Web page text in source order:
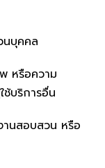
นบุคคล
หรือความ
บริการอื่น
นสอบสวน หรือ